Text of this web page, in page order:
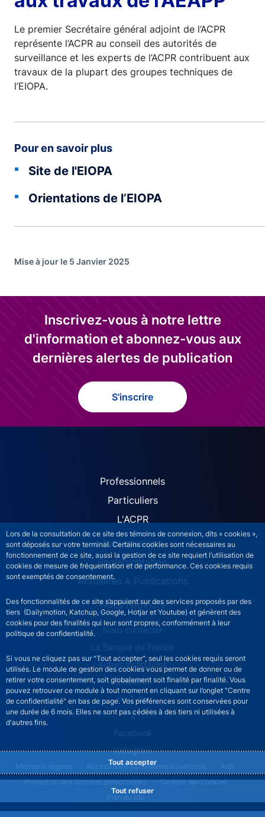
Lors de la consultation de ce site des témoins de connexion, dits « cookies »,
sont déposés sur votre terminal. Certains cookies sont nécessaires au
fonctionnement de ce site, aussi la gestion de ce site requiert l’utilisation de
cookies de mesure de fréquentation et de performance. Ces cookies requis
sont exemptés de consentement.
Des fonctionnalités de ce site s’appuient sur des services proposés par des
tiers (Dailymotion, Katchup, Google, Hotjar et Youtube) et génèrent des
cookies pour des finalités qui leur sont propres, conformément à leur
politique de confidentialité.
Si vous ne cliquez pas sur "Tout accepter", seul les cookies requis seront
utilisés. Le module de gestion des cookies vous permet de donner ou de
retirer votre consentement, soit globalement soit finalité par finalité. Vous
pouvez retrouver ce module à tout moment en cliquant sur l’onglet "Centre
de confidentialité" en bas de page. Vos préférences sont conservées pour
une durée de 6 mois. Elles ne sont pas cédées à des tiers ni utilisées à
d'autres fins.
Tout accepter
Tout refuser
Le premier Secrétaire général adjoint de l’ACPR
représente l’ACPR au conseil des autorités de
surveillance et les experts de l’ACPR contribuent aux
travaux de la plupart des groupes techniques de
l’EIOPA.
Pour en savoir plus
Site de l'EIOPA
Orientations de l’EIOPA
Mise à jour le 5 Janvier 2025
Inscrivez-vous à notre lettre
d'information et abonnez-vous aux
dernières alertes de publication
S'inscrire
ACPR site navigation
Professionnels
Particuliers
L'ACPR
Nos missions
Réglementation
Actualités & Publications
Nous rejoindre
ACPR footer secondary menu (French)
Nous contacter
La Banque de France
Autres institutions
LinkedIn
YouTube
X
Facebook
Instagram
ACPR footer legal notice menu
Mentions légales Accessibilité partiellement conforme
Aide
Protection des données personnelles
Gestion des cookies
Plan du site